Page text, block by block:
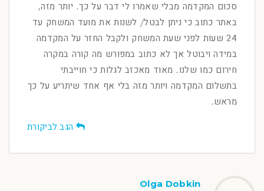
סכום המקדמה מבלי שאמרו לי דבר על כך. יותר מזה,
באתר כתוב כי ניתן לבטל/ לשנות את מועד המשחק עד
24 שעות לפני שעת המשחק ולקבל החזר על המקדמה
במידה ויבוטל אך לא כתוב במפורש מה קורה במקרה
חירום כמו שלנו. מאוד מאכזב לגלות כי חוייבתי
בתשלום המקדמה ויותר מזה בלי אף אחד שיתריע על כך
מראש.
הגב לביקורת
Olga Dobkin